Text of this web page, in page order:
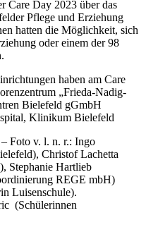
Care Day 2023 über das
Pflege und Erziehung
hatten die Möglichkeit, sich
oder einem der 98
haben am Care
„Frieda-Nadig-
Bielefeld gGmbH
Klinikum Bielefeld
Foto v. l. n. r.: Ingo
Christof Lachetta
Stephanie Hartlieb
REGE mbH)
Luisenschule).
(Schülerinnen